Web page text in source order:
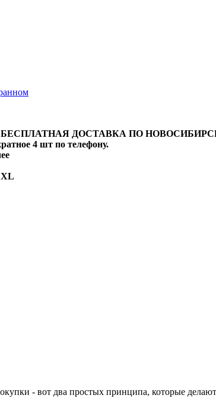
БЕСПЛАТНАЯ ДОСТАВКА ПО
4 шт по телефону.
XL
- вот два простых принципа, которые